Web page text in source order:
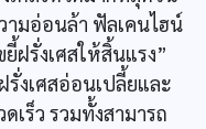
ามอ่อนล้า ฟัลเคนไฮน์
ฝรั่งเศสให้สิ้นแรง”
รั่งเศสอ่อนเปลี้ยและ
เร็ว รวมทั้งสามารถ